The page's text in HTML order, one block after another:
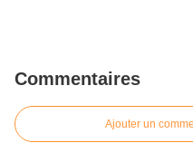
Commentaires
Ajouter un